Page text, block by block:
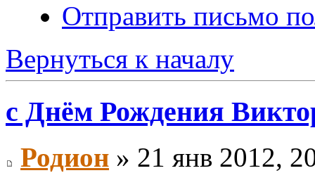
Отправить письмо
Вернуться к началу
с Днём Рождения
Родион » 21 янв 2012,